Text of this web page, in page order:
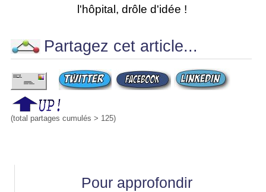
l'hôpital, drôle d'idée !
Partagez cet article...
(total partages cumulés > 125)
Pour approfondir